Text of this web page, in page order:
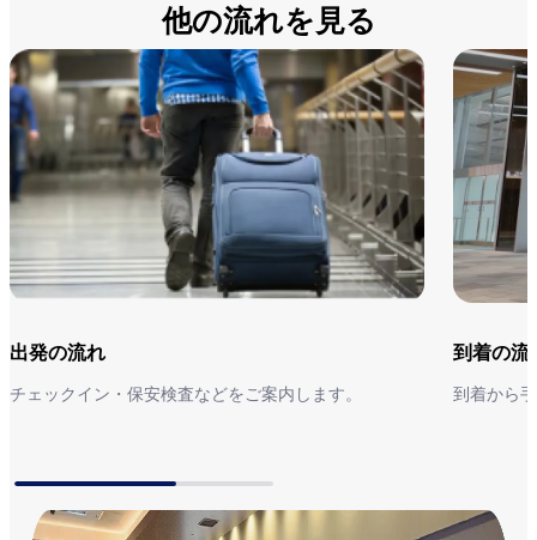
他の流れを見る
出発の流れ
チェックイン・保安検査などをご案内します。​
到着の流
到着から